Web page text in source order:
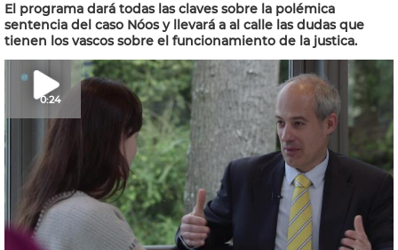
El programa dará todas las claves sobre la polémica
sentencia del caso Nóos y llevará a al calle las dudas que
tienen los vascos sobre el funcionamiento de la justica.
0:24